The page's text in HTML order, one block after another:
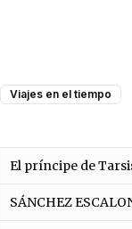
Viajes en el tiempo
El príncipe de
SÁNCHEZ